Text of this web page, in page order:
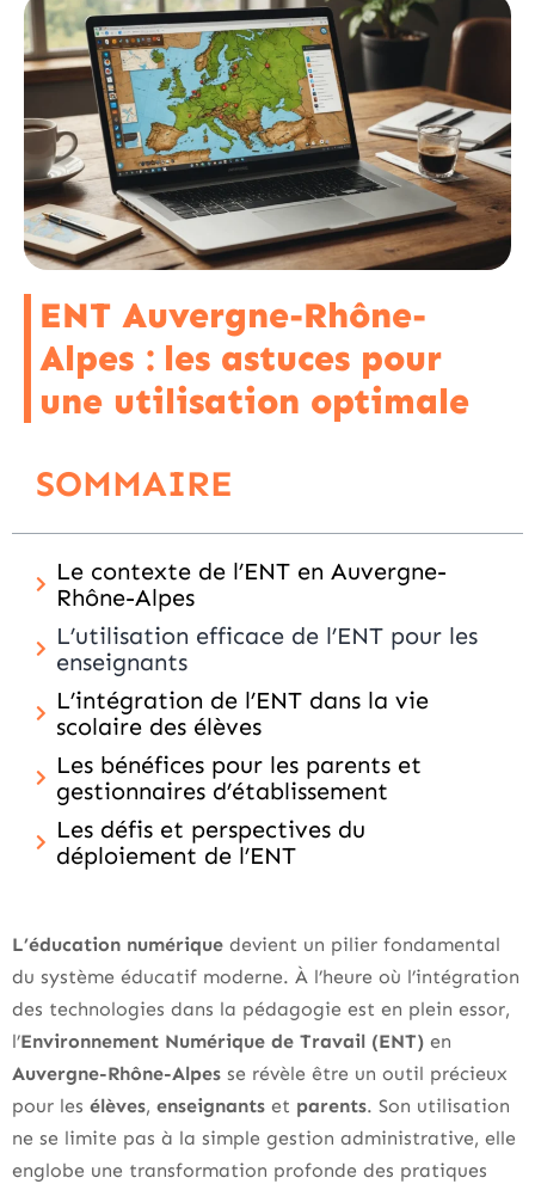
ENT Auvergne-Rhône-
Alpes : les astuces pour
une utilisation optimale
SOMMAIRE
Le contexte de l’ENT en Auvergne-
Rhône-Alpes
L’utilisation efficace de l’ENT pour les
enseignants
L’intégration de l’ENT dans la vie
scolaire des élèves
Les bénéfices pour les parents et
gestionnaires d’établissement
Les défis et perspectives du
déploiement de l’ENT
L’éducation numérique devient un pilier fondamental
du système éducatif moderne. À l’heure où l’intégration
des technologies dans la pédagogie est en plein essor,
l’Environnement Numérique de Travail (ENT) en
Auvergne-Rhône-Alpes se révèle être un outil précieux
pour les élèves, enseignants et parents. Son utilisation
ne se limite pas à la simple gestion administrative, elle
englobe une transformation profonde des pratiques